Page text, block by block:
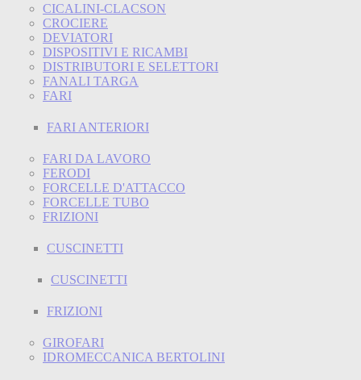
CICALINI-CLACSON
CROCIERE
DEVIATORI
DISPOSITIVI E RICAMBI
DISTRIBUTORI E SELETTORI
FANALI TARGA
FARI
FARI ANTERIORI
FARI DA LAVORO
FERODI
FORCELLE D'ATTACCO
FORCELLE TUBO
FRIZIONI
CUSCINETTI
CUSCINETTI
FRIZIONI
GIROFARI
IDROMECCANICA BERTOLINI